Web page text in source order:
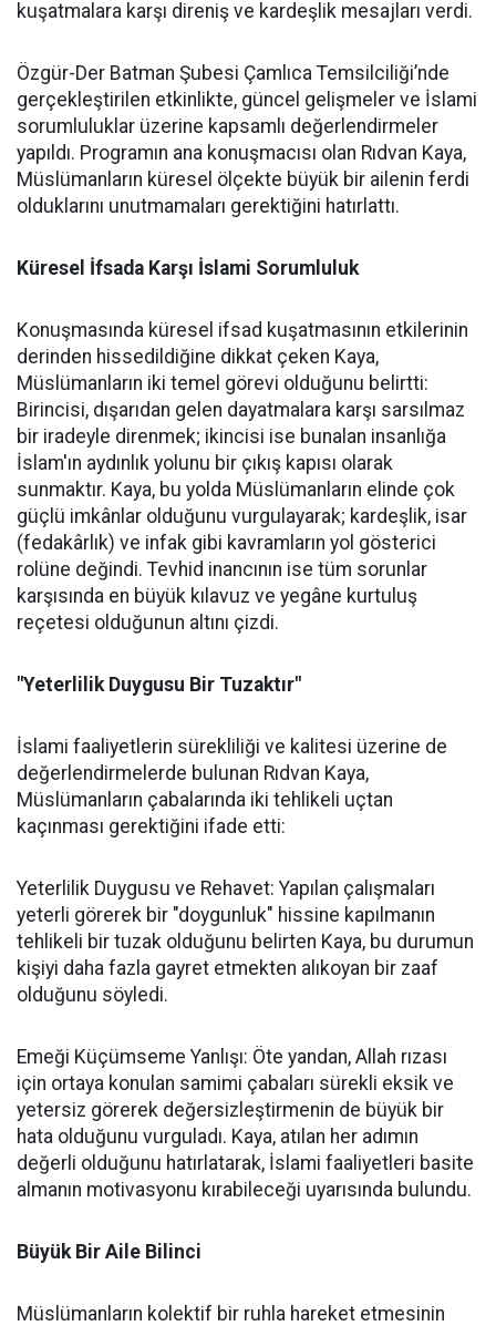
kuşatmalara karşı direniş ve kardeşlik mesajları verdi.
Özgür-Der Batman Şubesi Çamlıca Temsilciliği’nde
gerçekleştirilen etkinlikte, güncel gelişmeler ve İslami
sorumluluklar üzerine kapsamlı değerlendirmeler
yapıldı. Programın ana konuşmacısı olan Rıdvan Kaya,
Müslümanların küresel ölçekte büyük bir ailenin ferdi
olduklarını unutmamaları gerektiğini hatırlattı.
Küresel İfsada Karşı İslami Sorumluluk
Konuşmasında küresel ifsad kuşatmasının etkilerinin
derinden hissedildiğine dikkat çeken Kaya,
Müslümanların iki temel görevi olduğunu belirtti:
Birincisi, dışarıdan gelen dayatmalara karşı sarsılmaz
bir iradeyle direnmek; ikincisi ise bunalan insanlığa
İslam'ın aydınlık yolunu bir çıkış kapısı olarak
sunmaktır. Kaya, bu yolda Müslümanların elinde çok
güçlü imkânlar olduğunu vurgulayarak; kardeşlik, isar
(fedakârlık) ve infak gibi kavramların yol gösterici
rolüne değindi. Tevhid inancının ise tüm sorunlar
karşısında en büyük kılavuz ve yegâne kurtuluş
reçetesi olduğunun altını çizdi.
"Yeterlilik Duygusu Bir Tuzaktır"
İslami faaliyetlerin sürekliliği ve kalitesi üzerine de
değerlendirmelerde bulunan Rıdvan Kaya,
Müslümanların çabalarında iki tehlikeli uçtan
kaçınması gerektiğini ifade etti:
Yeterlilik Duygusu ve Rehavet: Yapılan çalışmaları
yeterli görerek bir "doygunluk" hissine kapılmanın
tehlikeli bir tuzak olduğunu belirten Kaya, bu durumun
kişiyi daha fazla gayret etmekten alıkoyan bir zaaf
olduğunu söyledi.
Emeği Küçümseme Yanlışı: Öte yandan, Allah rızası
için ortaya konulan samimi çabaları sürekli eksik ve
yetersiz görerek değersizleştirmenin de büyük bir
hata olduğunu vurguladı. Kaya, atılan her adımın
değerli olduğunu hatırlatarak, İslami faaliyetleri basite
almanın motivasyonu kırabileceği uyarısında bulundu.
Büyük Bir Aile Bilinci
Müslümanların kolektif bir ruhla hareket etmesinin